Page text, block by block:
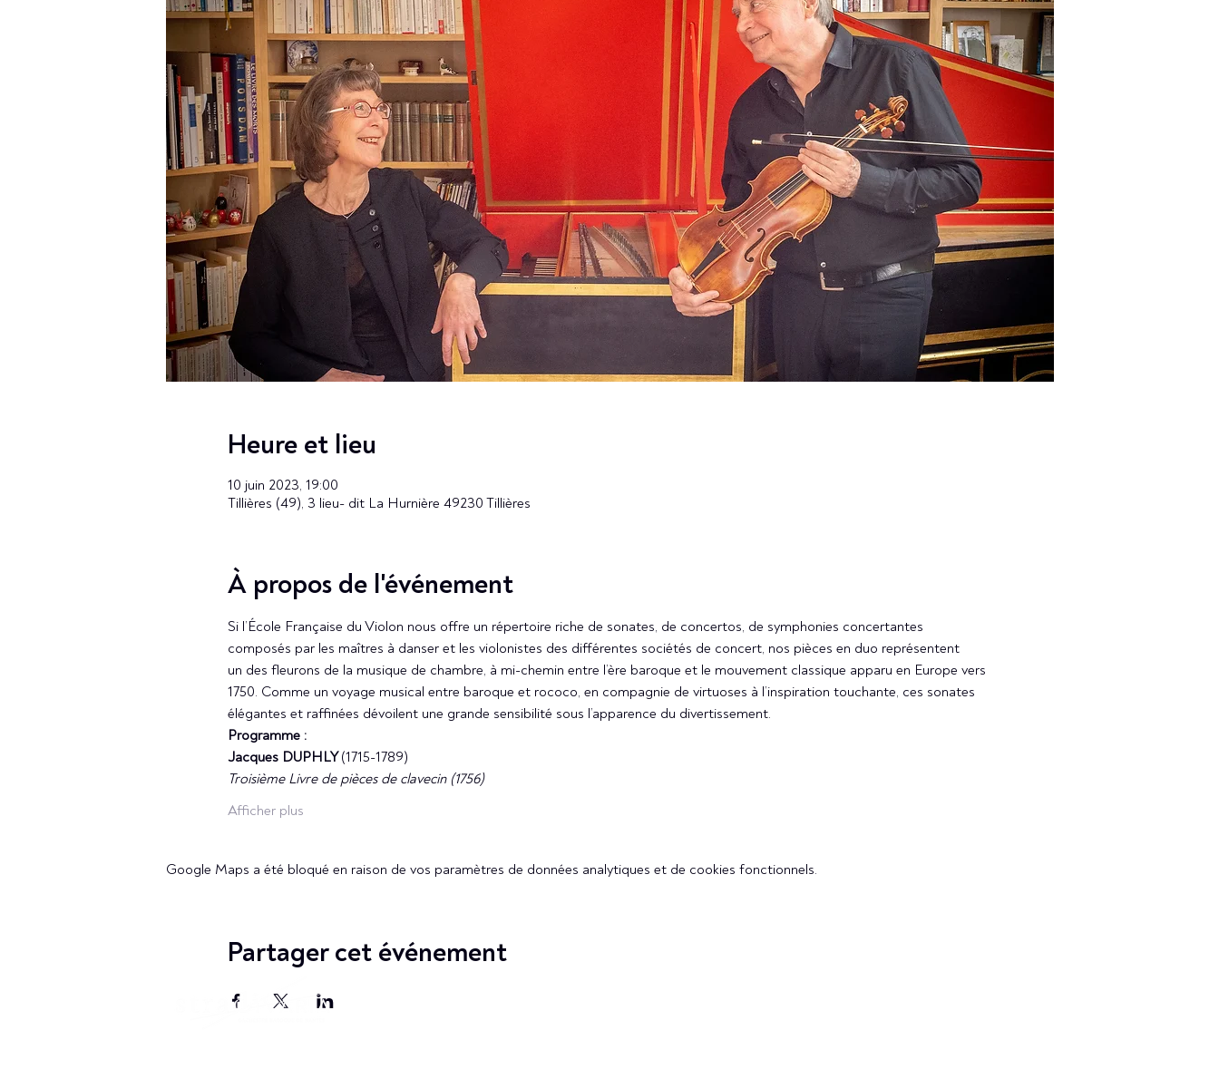
Heure et lieu
10 juin 2023, 19:00
Tillières (49), 3 lieu- dit La Hurnière 49230 Tillières
À propos de l'événement
Si l’École Française du Violon nous offre un répertoire riche de sonates, de concertos, de symphonies concertantes
composés par les maîtres à danser et les violonistes des différentes sociétés de concert, nos pièces en duo représentent
un des fleurons de la musique de chambre, à mi-chemin entre l’ère baroque et le mouvement classique apparu en Europe vers
1750. Comme un voyage musical entre baroque et rococo, en compagnie de virtuoses à l’inspiration touchante, ces sonates
élégantes et raffinées dévoilent une grande sensibilité sous l’apparence du divertissement.
Programme :
Jacques DUPHLY (1715-1789)
Troisième Livre de pièces de clavecin (1756)
Afficher plus
Google Maps a été bloqué en raison de vos paramètres de données analytiques et de cookies fonctionnels.
Partager cet événement